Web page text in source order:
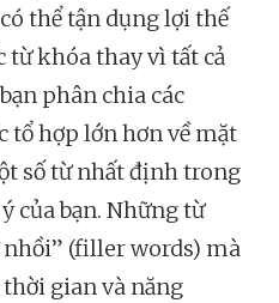
thể tận dụng lợi thế
từ khóa thay vì tất cả
phân chia các
tổ hợp lớn hơn về mặt
số từ nhất định trong
của bạn. Những từ
nhồi” (filler words) mà
gian và năng